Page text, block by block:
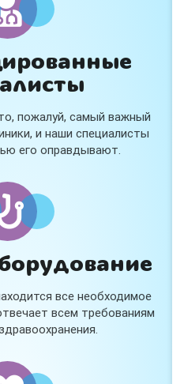
пожалуй, самый важный
и наши специалисты
его оправдывают.
все необходимое
всем требованиям
+
1 приём
беспокоят:
или ногах?
и нагрузок?
известный ортопед-
Али Зарефуллович
врача
ситуации
женщинам.
₽.